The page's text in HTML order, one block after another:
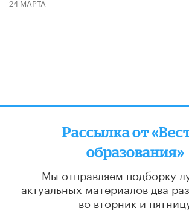
24 МАРТА
Рассылка от
образования»
Мы отправляем подборку
актуальных материалов два
во вторник и